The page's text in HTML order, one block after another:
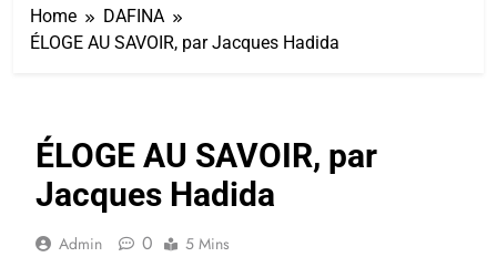
Home
DAFINA
ÉLOGE AU SAVOIR, par Jacques Hadida
ÉLOGE AU SAVOIR, par
Jacques Hadida
Admin 0 5 Mins